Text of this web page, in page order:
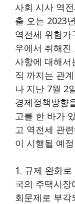
사회 시사 역
출 오는 2023
역전세 위험가
우에서 취해
사항에 대해
직 까지는 관
나 지난 7월 2
경제정책방향
고를 한 바가
고 역전세 관
이 시행될 예
1. 규제 완화
국의 주택시
회문제로 부